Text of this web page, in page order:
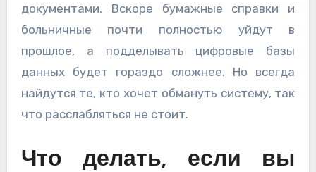
документами. Вскоре бумажные справки и
больничные почти полностью уйдут в
прошлое, а подделывать цифровые базы
данных будет гораздо сложнее. Но всегда
найдутся те, кто хочет обмануть систему, так
что расслабляться не стоит.
Что делать, если вы